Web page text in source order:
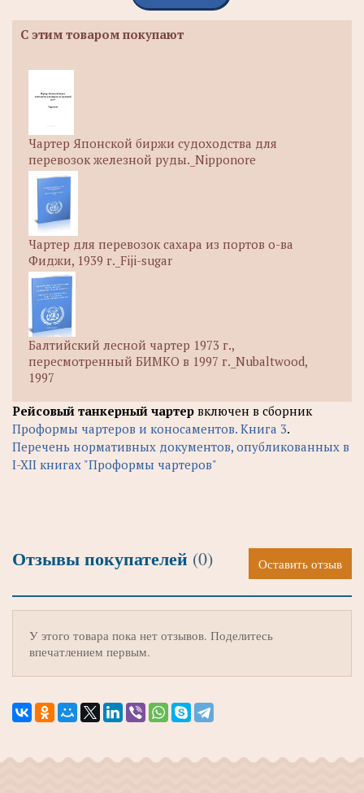
С этим товаром покупают
Чартер Японской биржи судоходства для
перевозок железной руды._Nipponore
Чартер для перевозок сахара из портов о-ва
Фиджи, 1939 г._Fiji-sugar
Балтийский лесной чартер 1973 г.,
пересмотренный БИМКО в 1997 г._Nubaltwood,
1997
Рейсовый танкерный чартер включен в сборник
Проформы чартеров и коносаментов. Книга 3.
Перечень нормативных документов, опубликованных в
I-XII книгах "Проформы чартеров"
Отзывы покупателей (0) Оставить отзыв
У этого товара пока нет отзывов. Поделитесь
впечатлением первым.